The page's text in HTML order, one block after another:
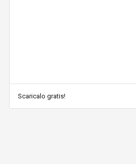
Scaricalo gratis!